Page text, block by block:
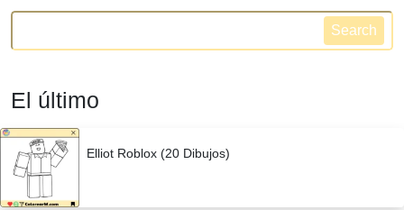
Search
El último
Elliot Roblox (20 Dibujos)